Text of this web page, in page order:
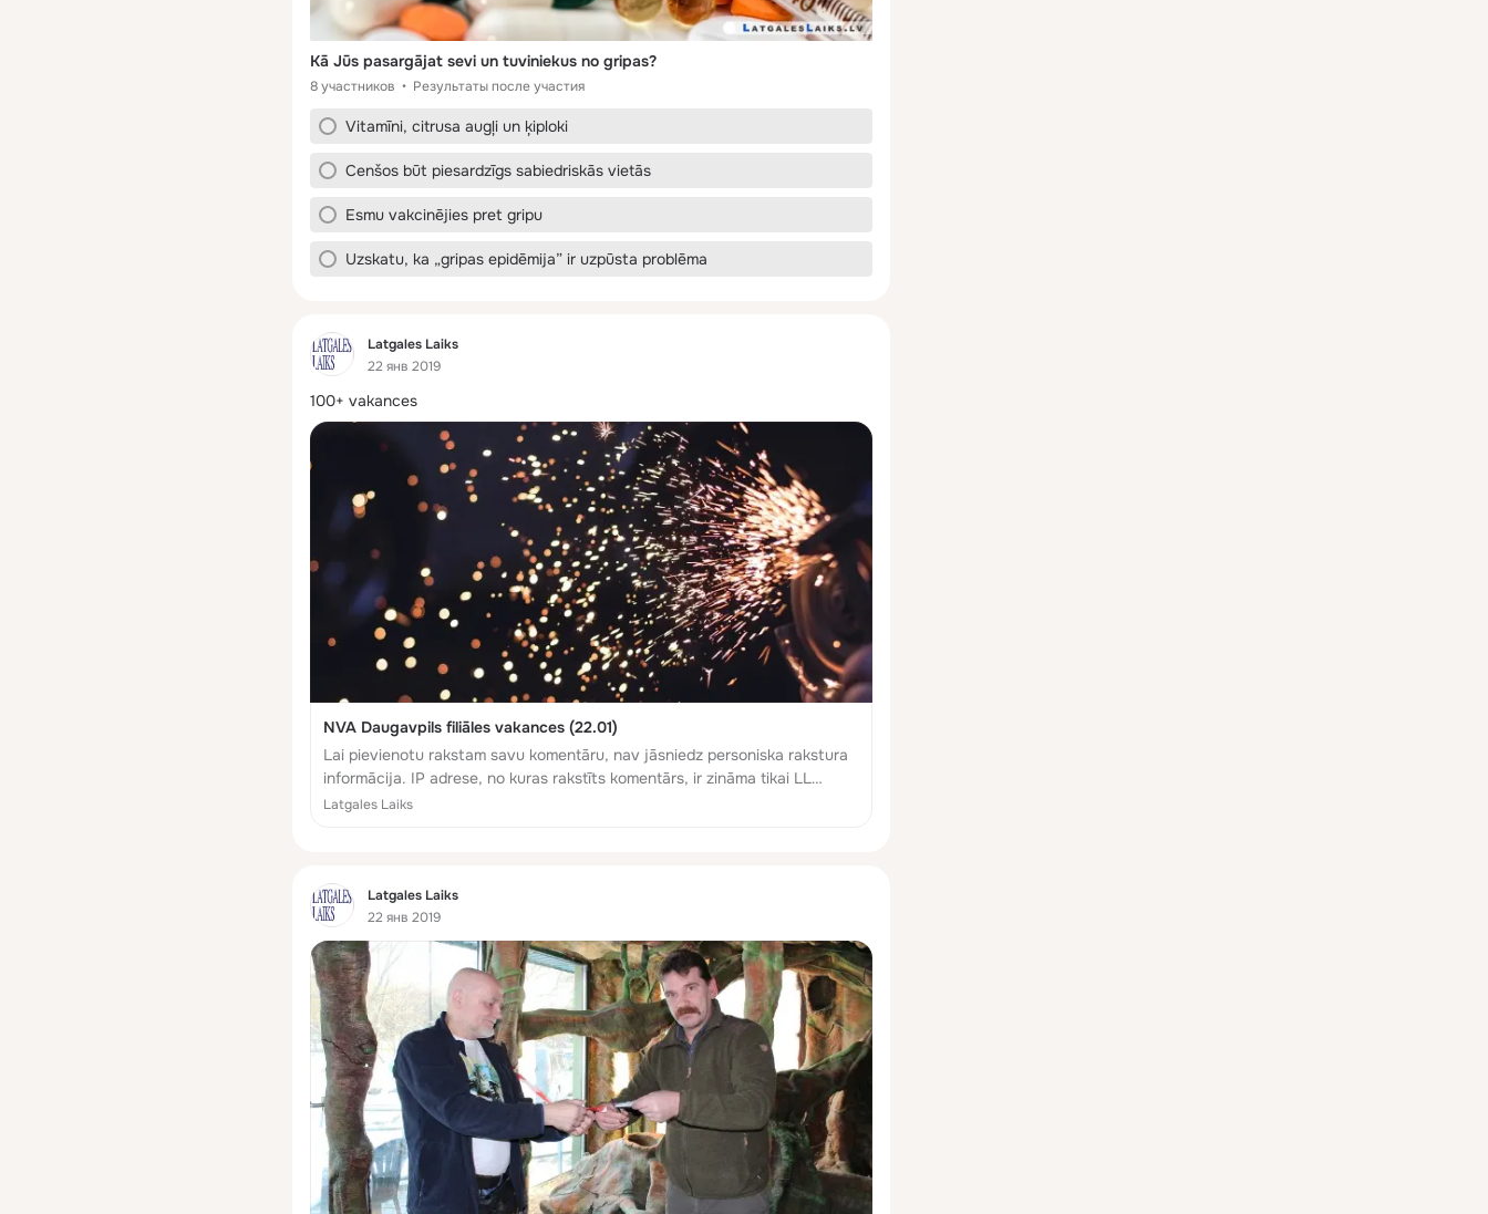
Kā Jūs pasargājat sevi un tuviniekus no gripas?
8 участников Результаты после участия
Vitamīni, citrusa augļi un ķiploki
Cenšos būt piesardzīgs sabiedriskās vietās
Esmu vakcinējies pret gripu
Uzskatu, ka „gripas epidēmija” ir uzpūsta problēma
Фид
Latgales Laiks
22 янв 2019
100+ vakances
NVA Daugavpils filiāles vakances (22.01)
Lai pievienotu rakstam savu komentāru, nav jāsniedz personiska rakstura
informācija. IP adrese, no kuras rakstīts komentārs, ir zināma tikai LL
redakcijai un tā netiek izsniegta trešajām personām.
Latgales Laiks
Фид
Latgales Laiks
22 янв 2019